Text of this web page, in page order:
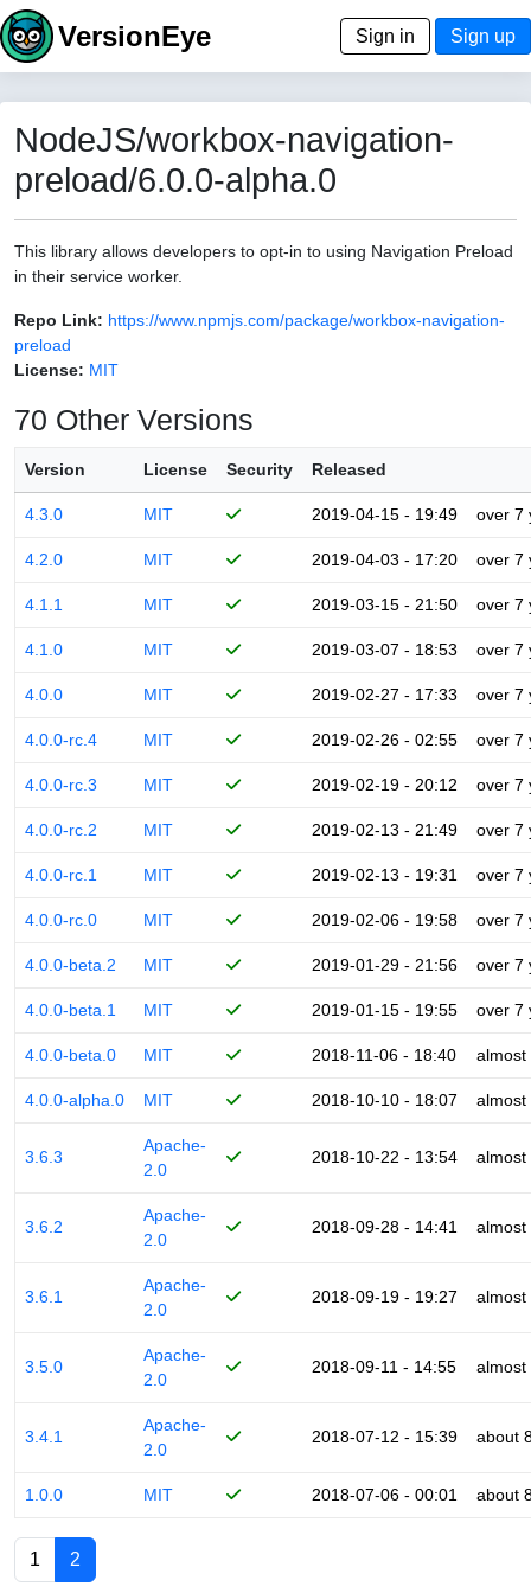
VersionEye Sign in Sign up
NodeJS/workbox-navigation-
preload/6.0.0-alpha.0
This library allows developers to opt-in to using Navigation Preload
in their service worker.
Repo Link: https://www.npmjs.com/package/workbox-navigation-
preload
License: MIT
70 Other Versions
Version License Security Released
4.3.0 MIT 2019-04-15 - 19:49 over 7
4.2.0 MIT 2019-04-03 - 17:20 over 7
4.1.1 MIT 2019-03-15 - 21:50 over 7
4.1.0 MIT 2019-03-07 - 18:53 over 7
4.0.0 MIT 2019-02-27 - 17:33 over 7
4.0.0-rc.4 MIT 2019-02-26 - 02:55 over 7
4.0.0-rc.3 MIT 2019-02-19 - 20:12 over 7
4.0.0-rc.2 MIT 2019-02-13 - 21:49 over 7
4.0.0-rc.1 MIT 2019-02-13 - 19:31 over 7
4.0.0-rc.0 MIT 2019-02-06 - 19:58 over 7
4.0.0-beta.2 MIT 2019-01-29 - 21:56 over 7
4.0.0-beta.1 MIT 2019-01-15 - 19:55 over 7
4.0.0-beta.0 MIT 2018-11-06 - 18:40 almost
4.0.0-alpha.0 MIT 2018-10-10 - 18:07 almost
3.6.3
Apache-
2.0
2018-10-22 - 13:54 almost
3.6.2
Apache-
2.0
2018-09-28 - 14:41 almost
3.6.1
Apache-
2.0
2018-09-19 - 19:27 almost
3.5.0
Apache-
2.0
2018-09-11 - 14:55 almost
3.4.1
Apache-
2.0
2018-07-12 - 15:39 about
1.0.0 MIT 2018-07-06 - 00:01 about
1 2